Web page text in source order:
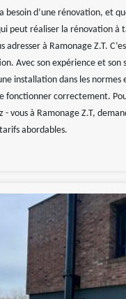
besoin d’une rénovation, et
peut réaliser la rénovation à
adresser à Ramonage Z.T.
Avec son expérience et son
installation dans les
fonctionner correctement.
- vous à Ramonage Z.T,
abordables.